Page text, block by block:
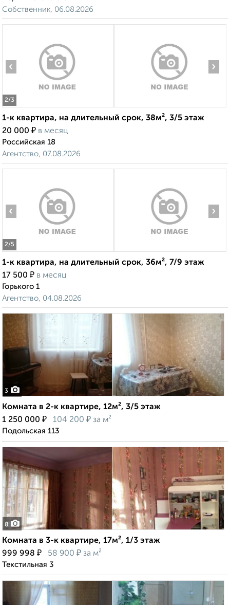
Собственник, 06.08.2026
2/3
‹ ›
1-к квартира, на длительный срок, 38м², 3/5 этаж
20 000 ₽ в месяц
Российская 18
Агентство, 07.08.2026
2/5
‹ ›
1-к квартира, на длительный срок, 36м², 7/9 этаж
17 500 ₽ в месяц
Горького 1
Агентство, 04.08.2026
3
Комната в 2-к квартире, 12м², 3/5 этаж
1 250 000 ₽ 104 200 ₽ за м²
Подольская 113
8
Комната в 3-к квартире, 17м², 1/3 этаж
999 998 ₽ 58 900 ₽ за м²
Текстильная 3